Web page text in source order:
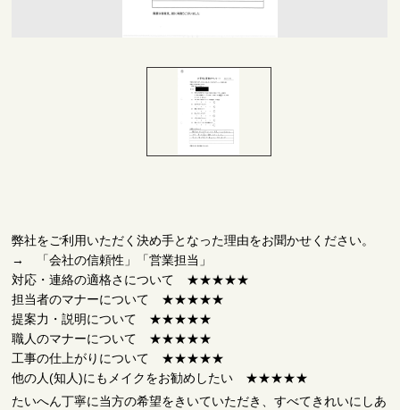
弊社をご利用いただく決め手となった理由をお聞かせください。
→ 「会社の信頼性」「営業担当」
対応・連絡の適格さについて ★★★★★
担当者のマナーについて ★★★★★
提案力・説明について ★★★★★
職人のマナーについて ★★★★★
工事の仕上がりについて ★★★★★
他の人(知人)にもメイクをお勧めしたい ★★★★★
たいへん丁寧に当方の希望をきいていただき、すべてきれいにしあ